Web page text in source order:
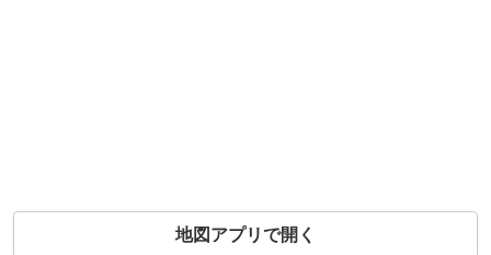
地図アプリで開く